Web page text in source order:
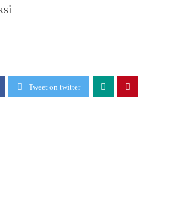
Tweet on twitter